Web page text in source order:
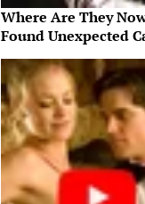
Where Are They
Found Unexpected